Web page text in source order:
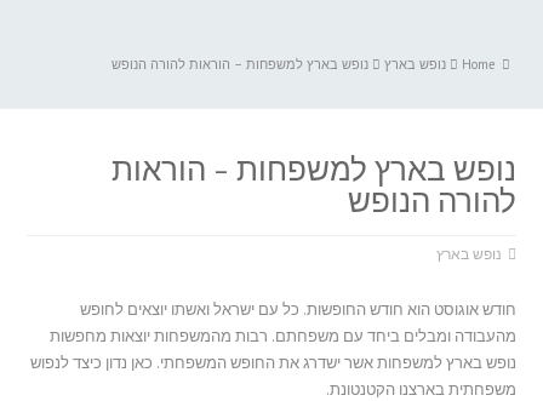
Home נופש בארץ נופש בארץ למשפחות – הוראות להורה הנופש
נופש בארץ למשפחות – הוראות
להורה הנופש
נופש בארץ
חודש אוגוסט הוא חודש החופשות. כל עם ישראל ואשתו יוצאים לחופש
מהעבודה ומבלים ביחד עם משפחתם. רבות מהמשפחות יוצאות מחפשות
נופש בארץ למשפחות אשר ישדרג את החופש המשפחתי. כאן נדון כיצד לנפוש
משפחתית בארצנו הקטנטונת.